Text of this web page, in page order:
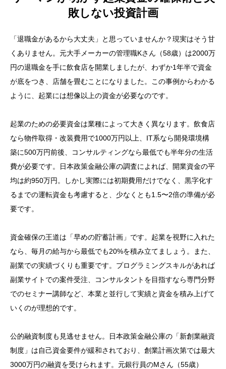
敗しない投資計画
「退職金があるから大丈夫」と思っていませんか？現実はそう甘
くありません。元大手メーカーの管理職Kさん（58歳）は2000万
円の退職金を手に飲食店を開業しましたが、わずか1年半で資金
が底をつき、店舗を畳むことになりました。この事例からわかる
ように、起業には想像以上の資金が必要なのです。
起業のための必要資金は業種によって大きく異なります。飲食店
なら物件取得・改装費用で1000万円以上、IT系なら開発環境構
築に500万円前後、コンサルティングなら最低でも半年分の生活
費が必要です。日本政策金融公庫の調査によれば、開業資金の平
均は約950万円。しかし実際には初期費用だけでなく、黒字化す
るまでの運転資金も考慮すると、少なくとも1.5〜2倍の準備が必
要です。
資金確保の王道は「早めの貯蓄計画」です。起業を視野に入れた
なら、毎月の給与から最低でも20%を積み立てましょう。また、
副業での実績づくりも重要です。プログラミングスキルがあれば
副業サイトでの案件受注、コンサルタントを目指すなら専門分野
でのセミナー講師など、本業と並行して実績と資金を積み上げて
いくのが理想的です。
公的融資制度も見逃せません。日本政策金融公庫の「新創業融資
制度」は自己資金要件が緩和されており、創業計画次第では最大
3000万円の融資を受けられます。元銀行員のMさん（55歳）